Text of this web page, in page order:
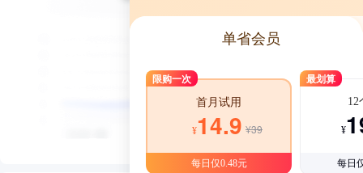
单省会员
限购一次
首月试用
¥14.9 ¥39
每日仅0.48元
最划算
12
¥
每日